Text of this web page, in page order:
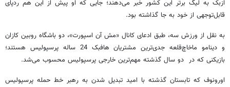
ازبک به لیگ برتر این کشور خبر می‌دهند؛ جایی که او پیش از این هم ردپای
قابل‌توجهی از خود به جا گذاشته بود.
به نقل از ورزش سه، طبق ادعای کانال «مش آن اسپورت»، دو باشگاه روبین کازان
و دینامو ماخاچ‌قلعه جدی‌ترین مشتریان هافبک 24 ساله پرسپولیس هستند؛
بازیکنی که در دو سال گذشته مهم‌ترین خارجی پرسپولیس محسوب می‌شد.
اورونوف که تابستان گذشته با امید تبدیل شدن به رهبر خط حمله پرسپولیس